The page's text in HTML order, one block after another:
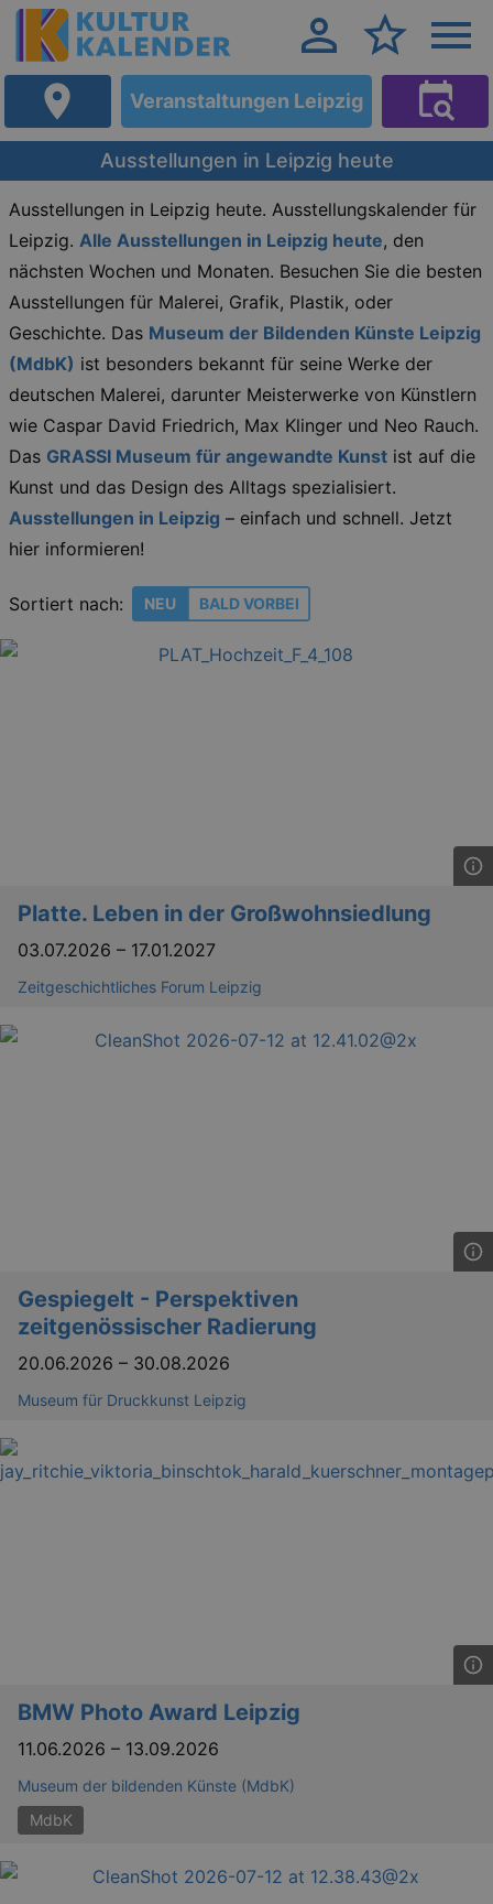
Veranstaltungen Leipzig
Ausstellungen in Leipzig heute
Ausstellungen in Leipzig heute. Ausstellungskalender für
Leipzig. Alle Ausstellungen in Leipzig heute, den
nächsten Wochen und Monaten. Besuchen Sie die besten
Ausstellungen für Malerei, Grafik, Plastik, oder
Geschichte. Das Museum der Bildenden Künste Leipzig
(MdbK) ist besonders bekannt für seine Werke der
deutschen Malerei, darunter Meisterwerke von Künstlern
wie Caspar David Friedrich, Max Klinger und Neo Rauch.
Das GRASSI Museum für angewandte Kunst ist auf die
Kunst und das Design des Alltags spezialisiert.
Ausstellungen in Leipzig – einfach und schnell. Jetzt
hier informieren!
Sortiert nach: NEU BALD VORBEI
Platte. Leben in der Großwohnsiedlung
03.07.2026 – 17.01.2027
Zeitgeschichtliches Forum Leipzig
Gespiegelt - Perspektiven
zeitgenössischer Radierung
20.06.2026 – 30.08.2026
Museum für Druckkunst Leipzig
BMW Photo Award Leipzig
11.06.2026 – 13.09.2026
Museum der bildenden Künste (MdbK)
MdbK